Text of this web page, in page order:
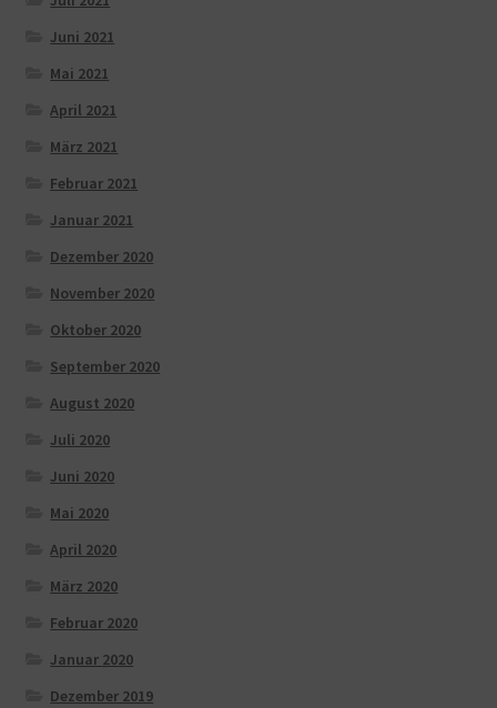
Juni 2021
Mai 2021
April 2021
März 2021
Februar 2021
Januar 2021
Dezember 2020
November 2020
Oktober 2020
September 2020
August 2020
Juli 2020
Juni 2020
Mai 2020
April 2020
März 2020
Februar 2020
Januar 2020
Dezember 2019